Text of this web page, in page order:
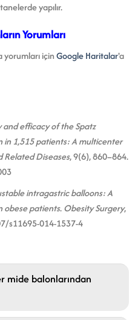
yapılır.
Yorumları
içinGoogle Haritalar'a
and efficacy of the Spatz
1,515 patients: A multicenter
Related Diseases, 9(6), 860–864.
intragastric balloons: A
obese patients.Obesity Surgery,
s11695-014-1537-4
mide balonlarından